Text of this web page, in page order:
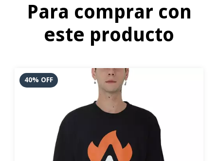
Para comprar con
este producto
40% OFF